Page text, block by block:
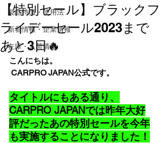
製品特徴・使用法
新着情報・企業情報
在庫・入荷情報
【特別セール】ブラックフ
ライデーセール2023まで
あと3日🔥
こんにちは。
CARPRO JAPAN公式です。
タイトルにもある通り、
CARPRO JAPANでは昨年大好
評だったあの特別セールを今年
も実施することになりました！